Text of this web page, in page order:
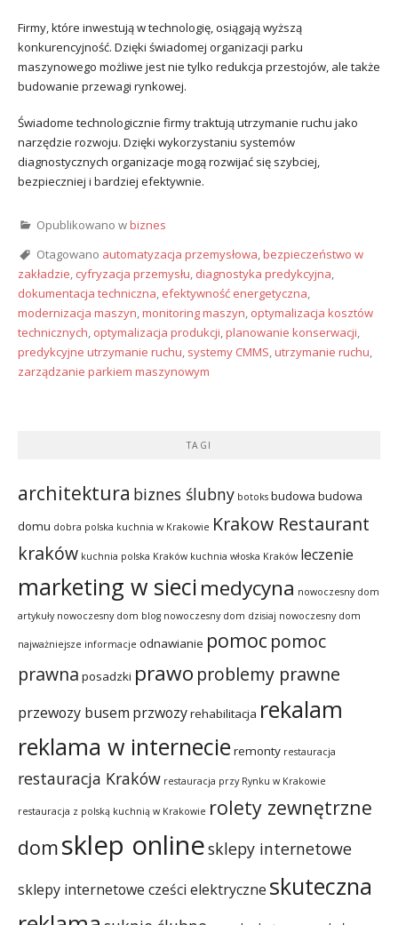
Firmy, które inwestują w technologię, osiągają wyższą
konkurencyjność. Dzięki świadomej organizacji parku
maszynowego możliwe jest nie tylko redukcja przestojów, ale także
budowanie przewagi rynkowej.
Świadome technologicznie firmy traktują utrzymanie ruchu jako
narzędzie rozwoju. Dzięki wykorzystaniu systemów
diagnostycznych organizacje mogą rozwijać się szybciej,
bezpieczniej i bardziej efektywnie.
Opublikowano wbiznes
Otagowano automatyzacja przemysłowa,bezpieczeństwo w
zakładzie, cyfryzacja przemysłu, diagnostyka predykcyjna,
dokumentacja techniczna, efektywność energetyczna,
modernizacja maszyn,monitoring maszyn, optymalizacja kosztów
technicznych, optymalizacja produkcji,planowanie konserwacji,
predykcyjne utrzymanie ruchu, systemy CMMS,utrzymanie ruchu,
zarządzanie parkiem maszynowym
TAGI
architektura biznes ślubny botoks budowa budowa
domu dobra polska kuchnia w Krakowie Krakow Restaurant
kraków kuchnia polska Kraków kuchnia włoska Kraków leczenie
marketing w siecimedycyna nowoczesny dom
artykuły nowoczesny dom blog nowoczesny dom dzisiaj nowoczesny dom
najważniejsze informacje odnawianie pomoc pomoc
prawna posadzki prawo problemy prawne
przewozy busem przwozyrehabilitacja rekalam
reklama w internecieremonty restauracja
restauracja Kraków restauracja przy Rynku w Krakowie
restauracja z polską kuchnią w Krakowie rolety zewnętrzne
domsklep onlinesklepy internetowe
sklepy internetowe cześci elektryczne skuteczna